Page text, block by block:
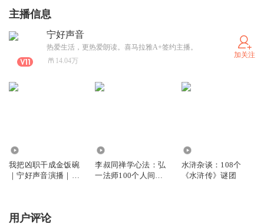
主播信息
宁好声音
热爱生活，更热爱朗读。喜马拉雅A+签约主播。
14.04万
加关注
我把凶职干成金饭碗
｜宁好声音演播｜低
李叔同禅学心法：弘
一法师100个人间清
水浒杂谈：108个
《水浒传》谜团
用户评论